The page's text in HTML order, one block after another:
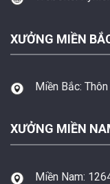
XƯỞNG MIỀN
Miền Bắc:
XƯỞNG MIỀN
Miền Nam: